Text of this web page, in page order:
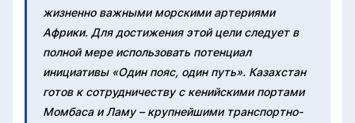
жизненно важными морскими артериями
Африки. Для достижения этой цели следует в
полной мере использовать потенциал
инициативы «Один пояс, один путь». Казахстан
готов к сотрудничеству с кенийскими портами
Момбаса и Ламу – крупнейшими транспортно-